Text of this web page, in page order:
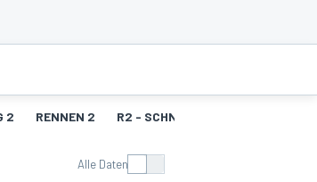
2 RENNEN 2 R2 - SCHNELLSTE RUNDEN
Alle Daten